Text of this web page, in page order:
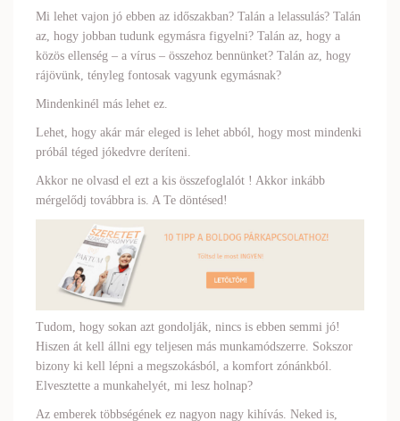
Mi lehet vajon jó ebben az időszakban? Talán a lelassulás? Talán
az, hogy jobban tudunk egymásra figyelni? Talán az, hogy a
közös ellenség – a vírus – összehoz bennünket? Talán az, hogy
rájövünk, tényleg fontosak vagyunk egymásnak?
Mindenkinél más lehet ez.
Lehet, hogy akár már eleged is lehet abból, hogy most mindenki
próbál téged jókedvre deríteni.
Akkor ne olvasd el ezt a kis összefoglalót ! Akkor inkább
mérgelődj továbbra is. A Te döntésed!
Tudom, hogy sokan azt gondolják, nincs is ebben semmi jó!
Hiszen át kell állni egy teljesen más munkamódszerre. Sokszor
bizony ki kell lépni a megszokásból, a komfort zónánkból.
Elvesztette a munkahelyét, mi lesz holnap?
Az emberek többségének ez nagyon nagy kihívás. Neked is,